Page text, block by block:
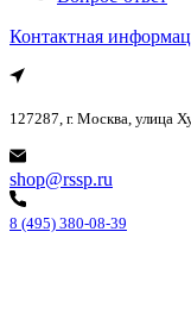
Контактная
127287, г. Москва, улица
shop@rssp.ru
8 (495) 380-08-39